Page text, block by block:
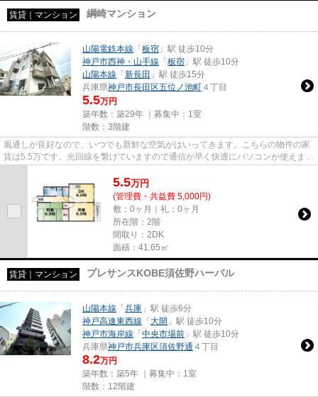
賃貸｜マンション 綱崎マンション
山陽電鉄本線 「 板宿 」駅 徒歩10分
神戸市西神・山手線 「 板宿 」駅 徒歩10分
山陽本線 「 新長田 」駅 徒歩15分
兵庫県神戸市長田区五位ノ池町 ４丁目
5.5万円
築年数：築29年 ｜募集中： 1室
階数：3階建
風通しが良好なので、いつでも新鮮な空気がはいってきます。こちらの物件の家
賃は5.5万です。光回線を繋げていますので通信が早く快適にパソコンが使えま
5.5万円
(管理費・共益費 5,000円)
敷：0ヶ月｜礼：0ヶ月
所在階：2階
間取り：2DK
面積：41.65㎡
賃貸｜マンション プレサンスKOBE須佐野ハーバル
山陽本線 「 兵庫 」駅 徒歩6分
神戸高速東西線 「 大開 」駅 徒歩10分
神戸市海岸線 「 中央市場前 」駅 徒歩10分
兵庫県神戸市兵庫区須佐野通 ４丁目
8.2万円
築年数：築5年 ｜募集中： 1室
階数：12階建